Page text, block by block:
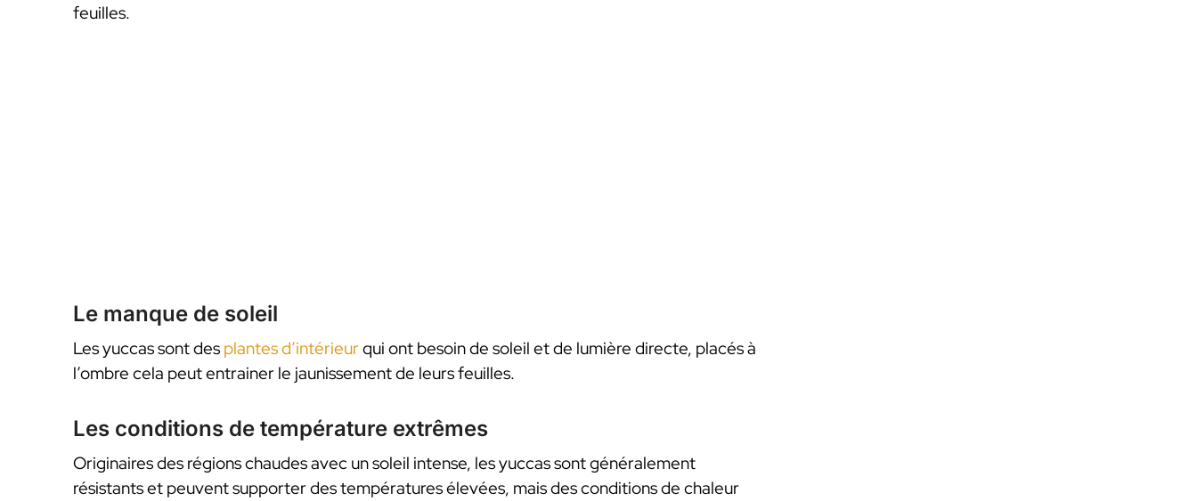
feuilles.
Le manque de soleil
Les yuccas sont des plantes d’intérieurqui ont besoin de soleil et de lumière directe, placés à
l’ombre cela peut entrainer le jaunissement de leurs feuilles.
Les conditions de température extrêmes
Originaires des régions chaudes avec un soleil intense, les yuccas sont généralement
résistants et peuvent supporter des températures élevées, mais des conditions de chaleur